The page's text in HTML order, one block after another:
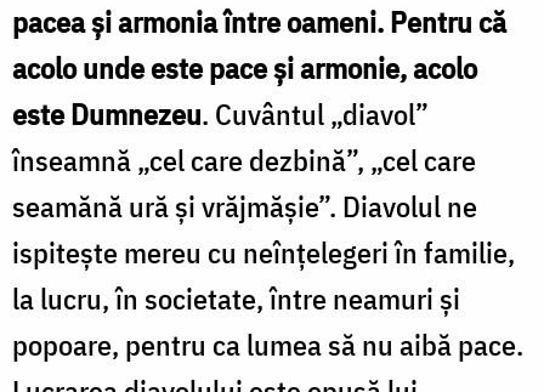
pacea și armonia între oameni. Pentru că
acolo unde este pace și armonie, acolo
este Dumnezeu. Cuvântul „diavol”
înseamnă „cel care dezbină”, „cel care
seamănă ură și vrăjmășie”. Diavolul ne
ispitește mereu cu neînțelegeri în familie,
la lucru, în societate, între neamuri și
popoare, pentru ca lumea să nu aibă pace.